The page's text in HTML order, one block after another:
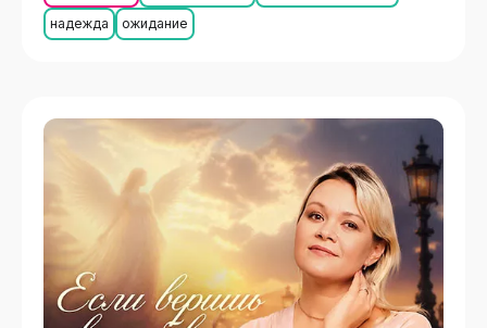
надежда
ожидание